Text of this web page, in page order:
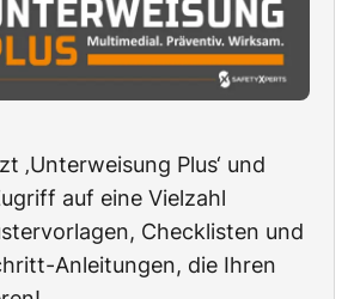
‚Unterweisung Plus‘ und
auf eine Vielzahl
Checklisten und
Anleitungen, die Ihren